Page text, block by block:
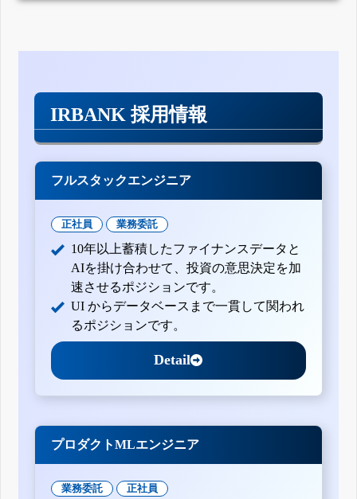
IRBANK 採用情報
フルスタックエンジニア
正社員 業務委託
10年以上蓄積したファイナンスデータと
AIを掛け合わせて、投資の意思決定を加
速させるポジションです。
UI からデータベースまで一貫して関われ
るポジションです。
Detail
プロダクトMLエンジニア
業務委託 正社員